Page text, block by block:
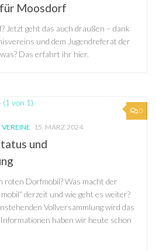
Moosdorf
Jetzt geht das auch draußen – dank
und dem Jugendreferat der
Das erfahrt ihr hier.
0
VEREINE 15. MÄRZ 2024
und
roten Dorfmobil? Was macht der
derzeit und wie geht es weiter?
Vollversammlung wird das
haben wir heute schon